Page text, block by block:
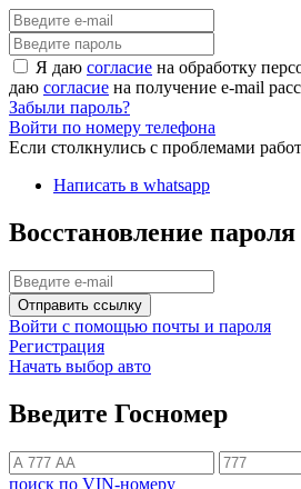
Я даю согласие на обработку
даю согласие на получение e-mail
Забыли пароль?
Войти по номеру телефона
Если столкнулись с проблемами
Написать в whatsapp
Восстановление пароля
Отправить ссылку
Войти с помощью почты и пароля
Регистрация
Начать выбор авто
Введите Госномер
поиск по VIN-номеру